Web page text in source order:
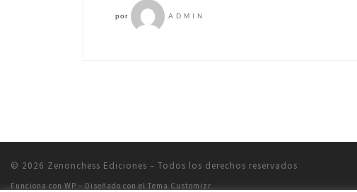
por ADMIN
© 2026 Zenonchess Ediciones – Todos los derechos reservados
Funciona con WP – Diseñado con el Tema Customizr